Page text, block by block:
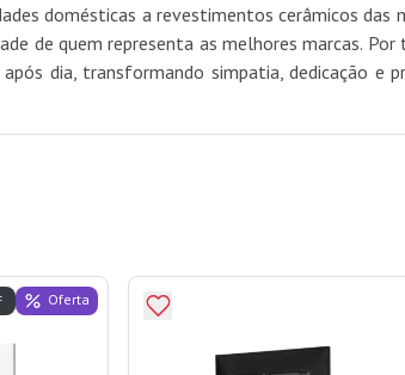
domésticas a revestimentos cerâmicos das
de quem representa as melhores marcas.
dia, transformando simpatia, dedicação e
Oferta